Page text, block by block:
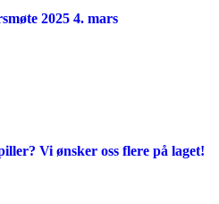
2025 4. mars
Vi ønsker oss flere på laget!